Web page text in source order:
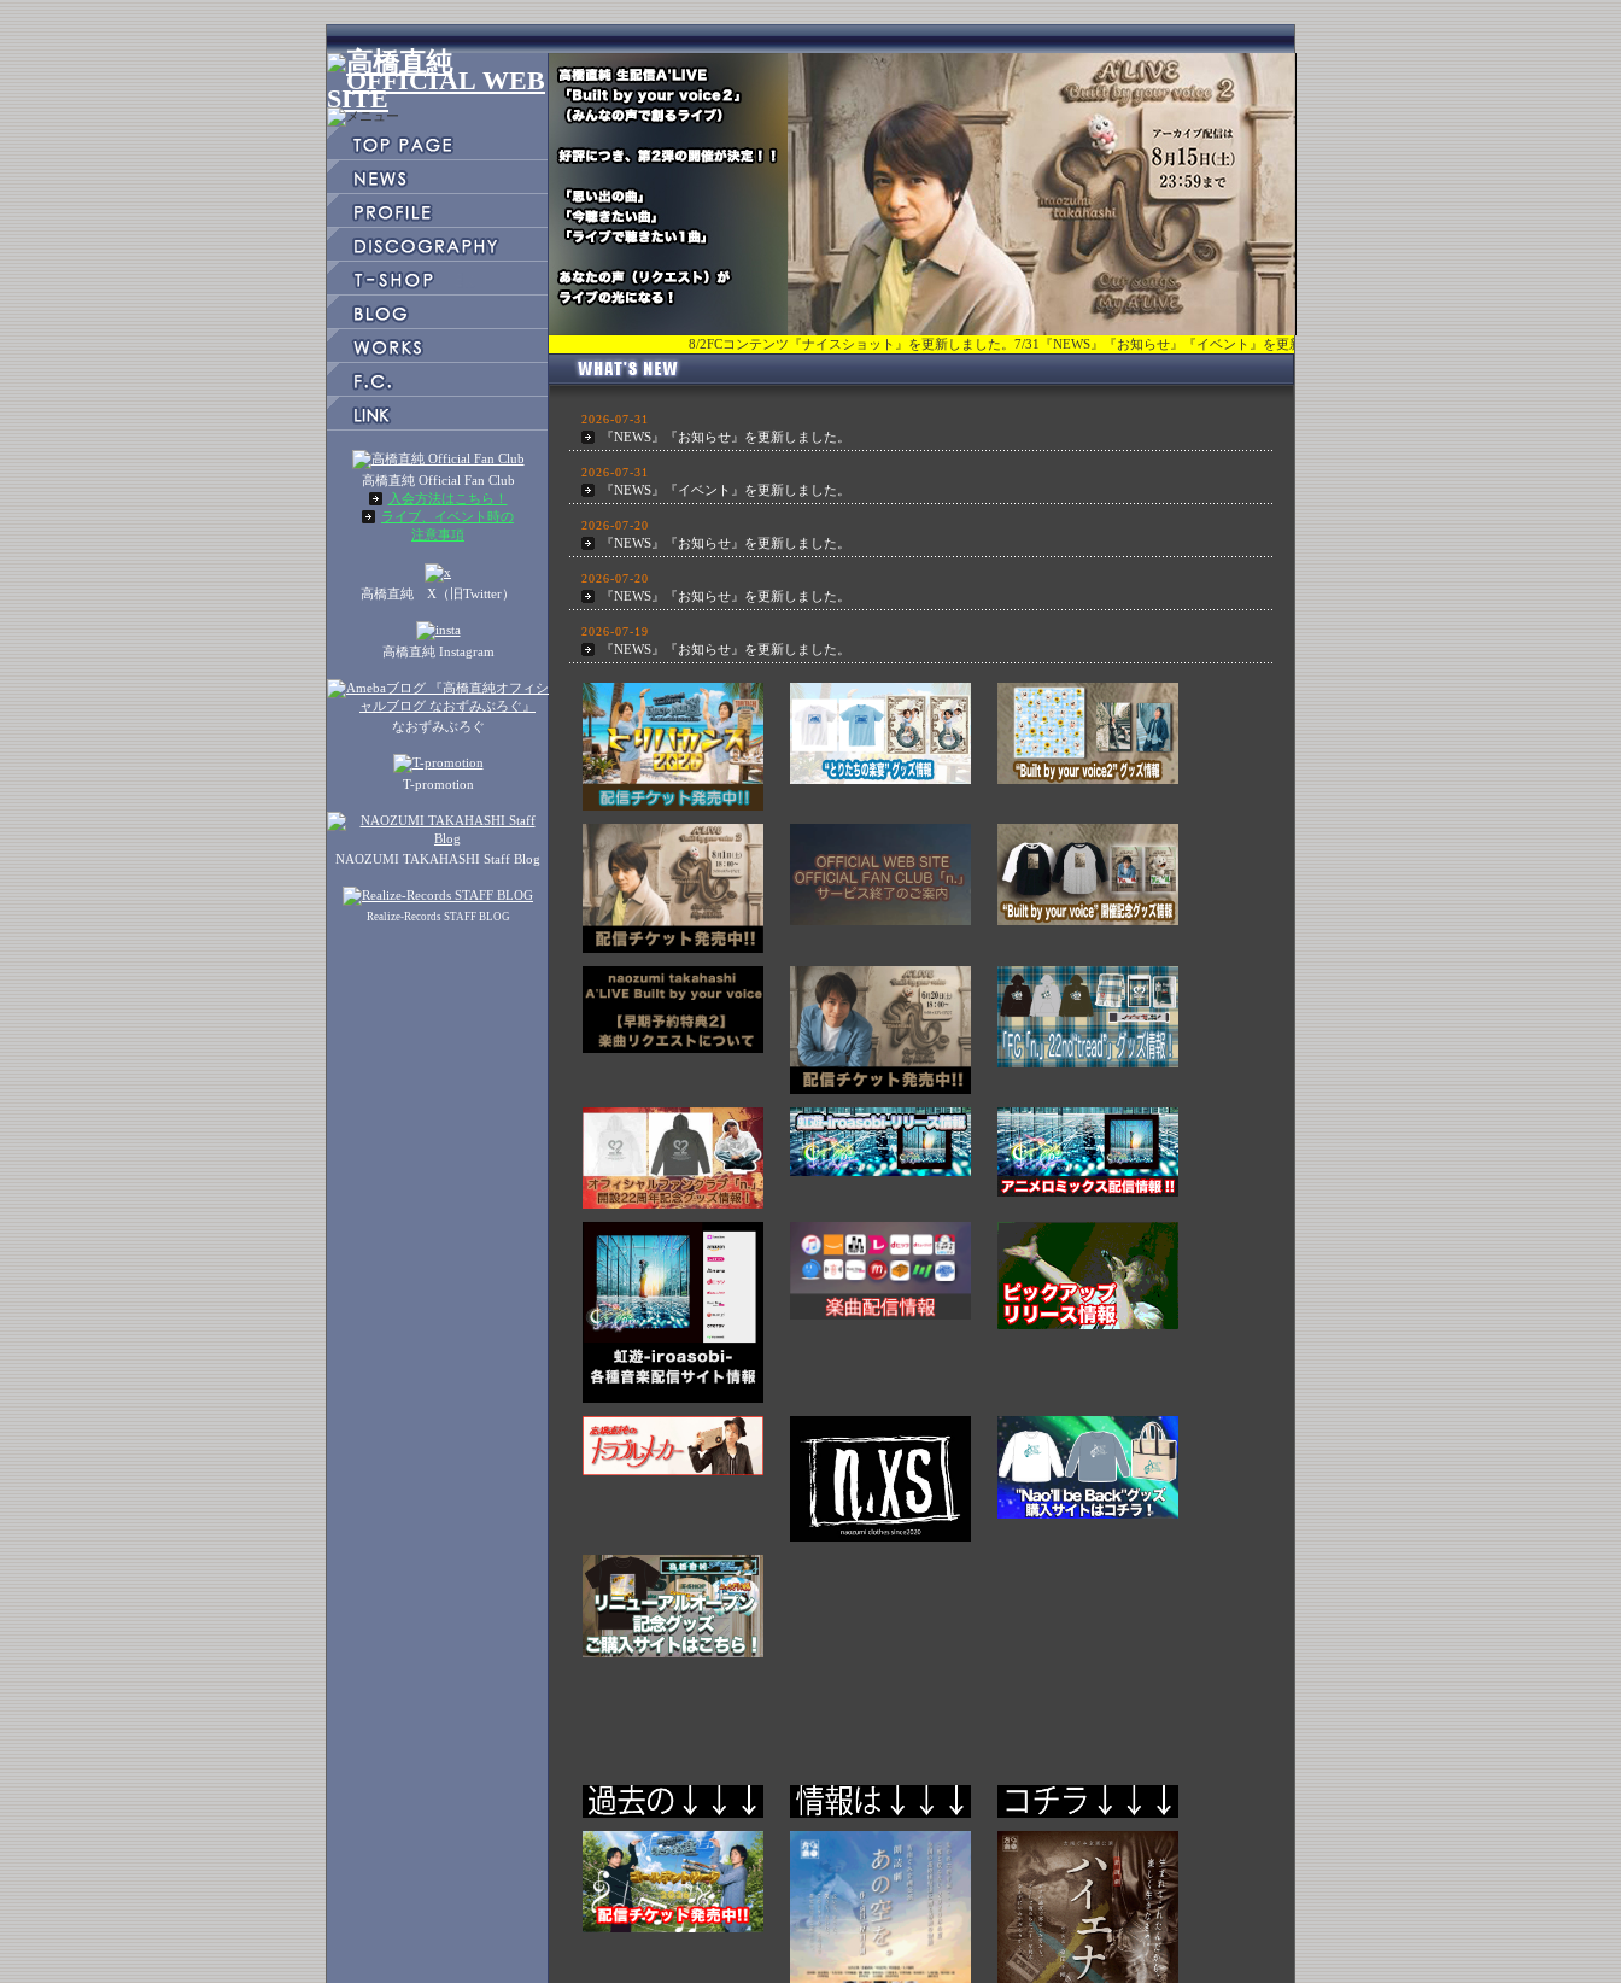
8/2FCコンテンツ『ナイスショット』を更新しました。7/31『NEWS』『お知らせ』『イベント』を更新しました。7/20『NEWS』『お知らせ』2項目を更新しました。
2026-07-31
『NEWS』『お知らせ』を更新しました。
2026-07-31
『NEWS』『イベント』を更新しました。
2026-07-20
『NEWS』『お知らせ』を更新しました。
2026-07-20
『NEWS』『お知らせ』を更新しました。
2026-07-19
『NEWS』『お知らせ』を更新しました。
高橋直純 Official Fan Club
入会方法はこちら！
ライブ、イベント時の
注意事項
高橋直純 X（旧Twitter）
高橋直純 Instagram
なおずみぶろぐ
T-promotion
NAOZUMI TAKAHASHI Staff Blog
Realize-Records STAFF BLOG